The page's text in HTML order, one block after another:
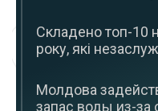
Складено топ-10
року, які
Молдова
запас воды из-за